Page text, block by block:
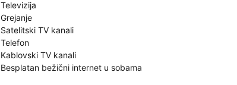
Televizija
Grejanje
Satelitski TV kanali
Telefon
Kablovski TV kanali
Besplatan bežični internet u sobama